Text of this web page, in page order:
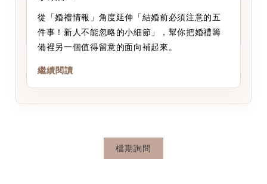
從「婚禮情報」角度延伸「結婚前必須注意的五
件事！新人不能忽略的小細節」，幫你把婚禮籌
備裡另一個值得留意的面向補起來。
繼續閱讀
檔期詢問